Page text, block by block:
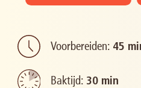
Voorbereiden: 45
Baktijd: 30 min